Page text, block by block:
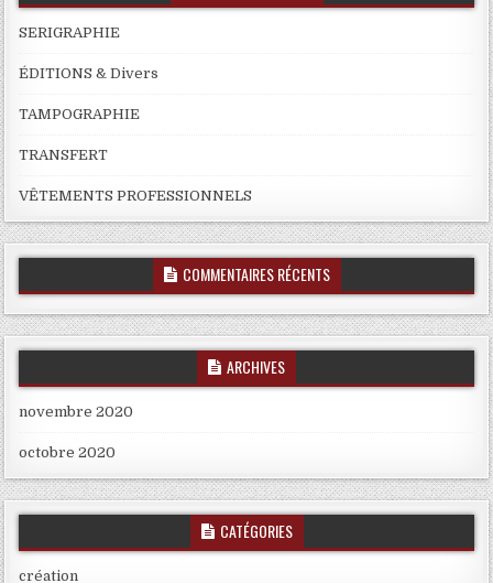
SERIGRAPHIE
ÉDITIONS & Divers
TAMPOGRAPHIE
TRANSFERT
VÊTEMENTS PROFESSIONNELS
COMMENTAIRES RÉCENTS
ARCHIVES
novembre 2020
octobre 2020
CATÉGORIES
création